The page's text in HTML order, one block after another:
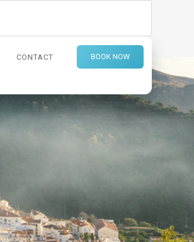
CONTACT BOOK NOW